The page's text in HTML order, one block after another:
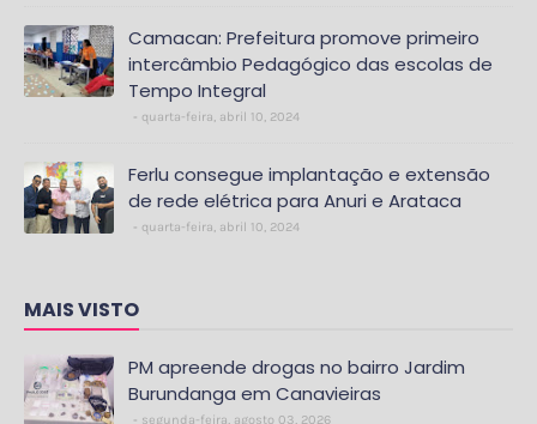
Camacan: Prefeitura promove primeiro
intercâmbio Pedagógico das escolas de
Tempo Integral
quarta-feira, abril 10, 2024
Ferlu consegue implantação e extensão
de rede elétrica para Anuri e Arataca
quarta-feira, abril 10, 2024
MAIS VISTO
PM apreende drogas no bairro Jardim
Burundanga em Canavieiras
segunda-feira, agosto 03, 2026